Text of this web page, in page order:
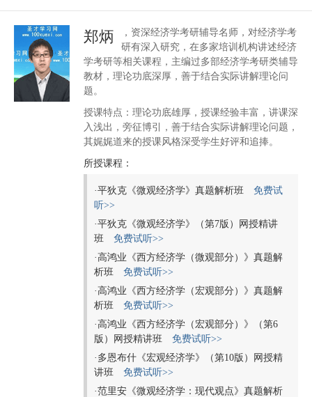
郑炳
，资深经济学考研辅导名师，对经济学考
研有深入研究，在多家培训机构讲述经济
学考研等相关课程，主编过多部经济学考研类辅导
教材，理论功底深厚，善于结合实际讲解理论问
题。
授课特点：理论功底雄厚，授课经验丰富，讲课深
入浅出，旁征博引，善于结合实际讲解理论问题，
其娓娓道来的授课风格深受学生好评和追捧。
所授课程：
·平狄克《微观经济学》真题解析班 免费试
听>>
·平狄克《微观经济学》（第7版）网授精讲
班 免费试听>>
· 高鸿业《西方经济学（微观部分）》真题解
析班 免费试听>>
·高鸿业《西方经济学（宏观部分）》真题解
析班 免费试听>>
· 高鸿业《西方经济学（宏观部分）》（第6
版）网授精讲班 免费试听>>
· 多恩布什《宏观经济学》（第10版）网授精
讲班 免费试听>>
·范里安《微观经济学：现代观点》真题解析